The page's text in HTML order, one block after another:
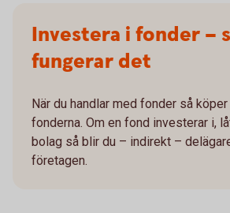
Investera i fonder –
fungerar det
När du handlar med fonder så
fonderna. Om en fond investerar i,
bolag så blir du – indirekt –
företagen.